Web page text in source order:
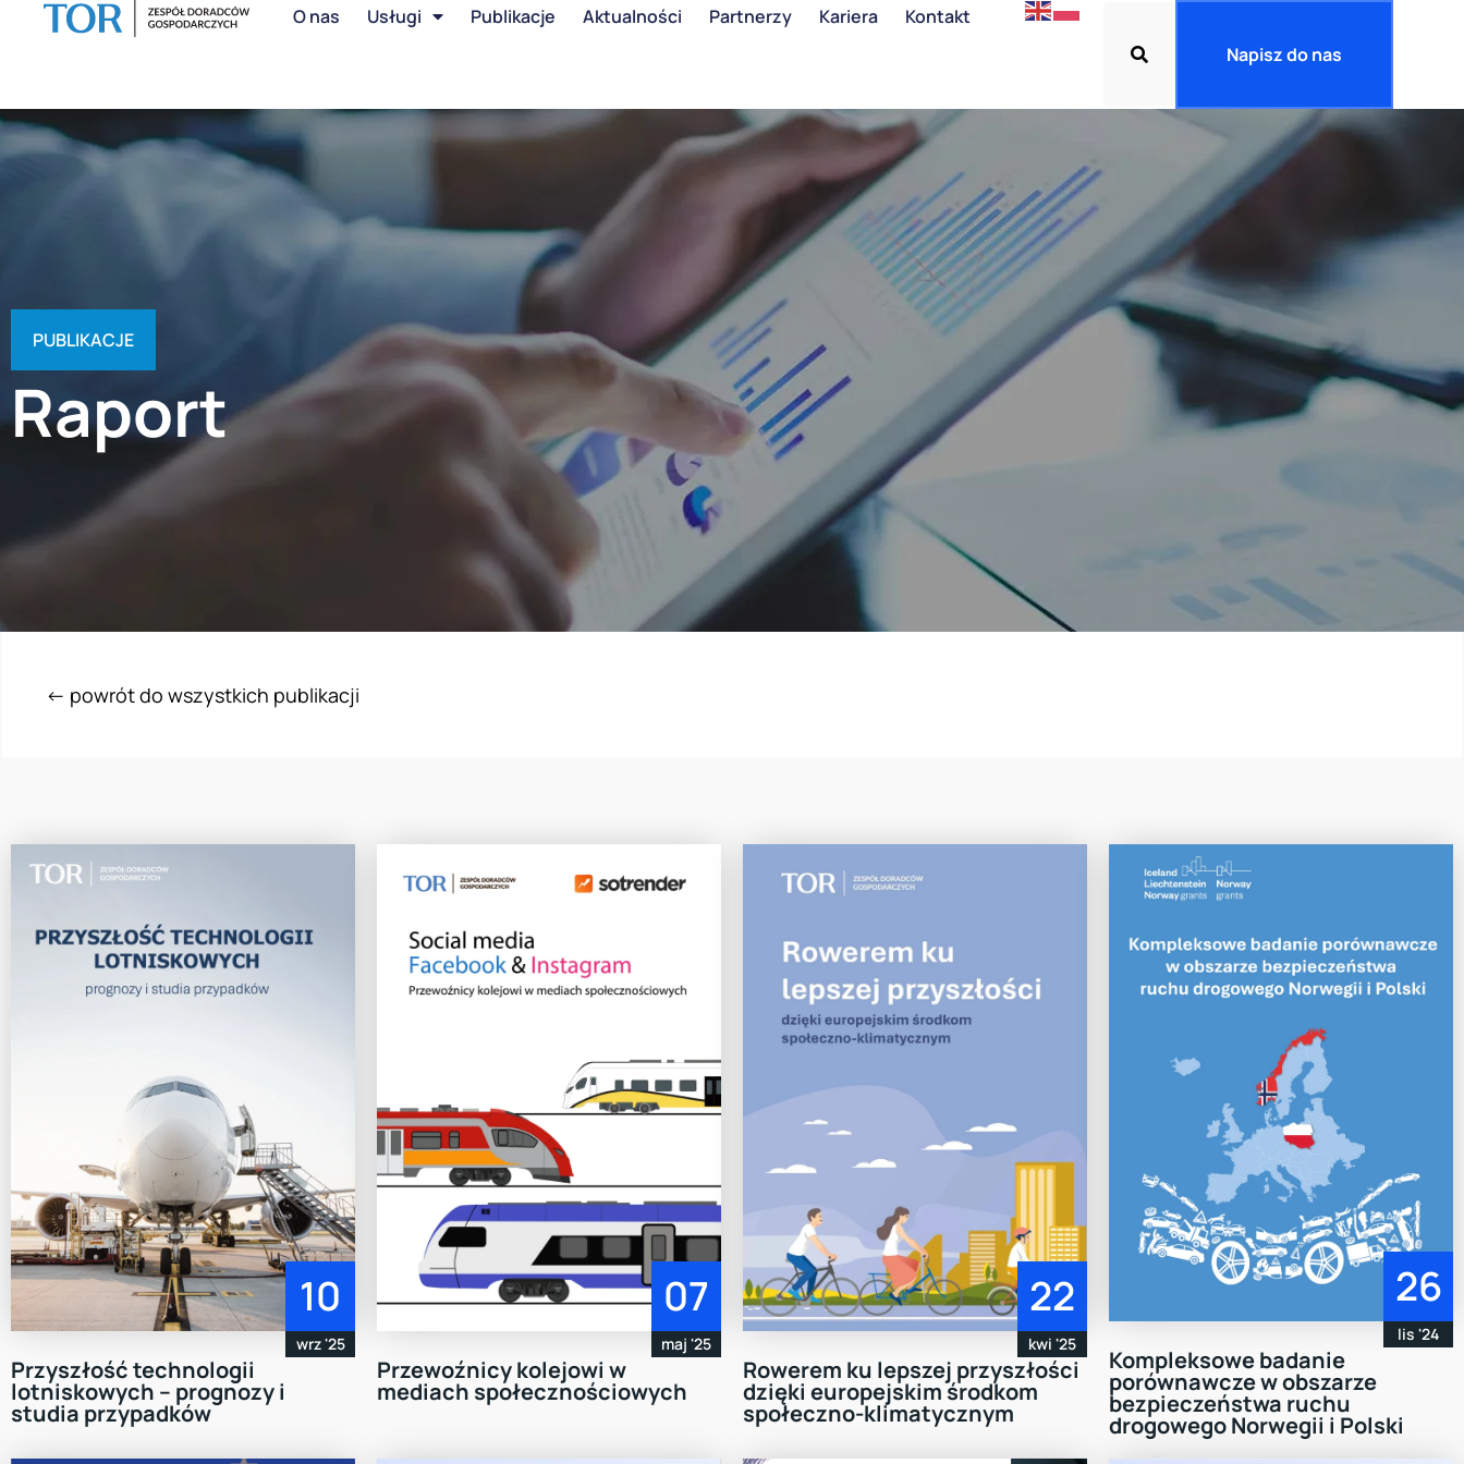
O nas Usługi Publikacje Aktualności Partnerzy Kariera
Kontakt
Napisz do nas
PUBLIKACJE
Raport
<- powrót do wszystkich publikacji
10
wrz '25
Przyszłość technologii
lotniskowych – prognozy i
studia przypadków
07
maj '25
Przewoźnicy kolejowi w
mediach społecznościowych
22
kwi '25
Rowerem ku lepszej przyszłości
dzięki europejskim środkom
społeczno-klimatycznym
26
lis '24
Kompleksowe badanie
porównawcze w obszarze
bezpieczeństwa ruchu
drogowego Norwegii i Polski